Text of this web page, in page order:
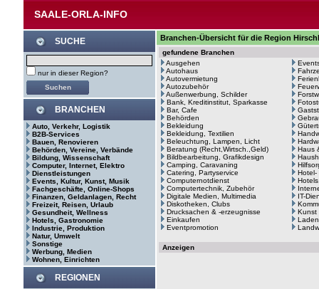
SAALE-ORLA-INFO
SUCHE
nur in dieser Region?
BRANCHEN
Auto, Verkehr, Logistik
B2B-Services
Bauen, Renovieren
Behörden, Vereine, Verbände
Bildung, Wissenschaft
Computer, Internet, Elektro
Dienstleistungen
Events, Kultur, Kunst, Musik
Fachgeschäfte, Online-Shops
Finanzen, Geldanlagen, Recht
Freizeit, Reisen, Urlaub
Gesundheit, Wellness
Hotels, Gastronomie
Industrie, Produktion
Natur, Umwelt
Sonstige
Werbung, Medien
Wohnen, Einrichten
REGIONEN
Branchen-Übersicht für die Region
gefundene Branchen
Ausgehen
Autohaus
Autovermietung
Autozubehör
Außenwerbung, Schilder
Bank, Kreditinstitut, Sparkasse
Bar, Cafe
Behörden
Bekleidung
Bekleidung, Textilien
Beleuchtung, Lampen, Licht
Beratung (Recht,Wirtsch.,Geld)
Bildbearbeitung, Grafikdesign
Camping, Caravaning
Catering, Partyservice
Computernotdienst
Computertechnik, Zubehör
Digitale Medien, Multimedia
Diskotheken, Clubs
Drucksachen & -erzeugnisse
Einkaufen
Eventpromotion
Haus
Hotel-
IT-
Kunst
Anzeigen